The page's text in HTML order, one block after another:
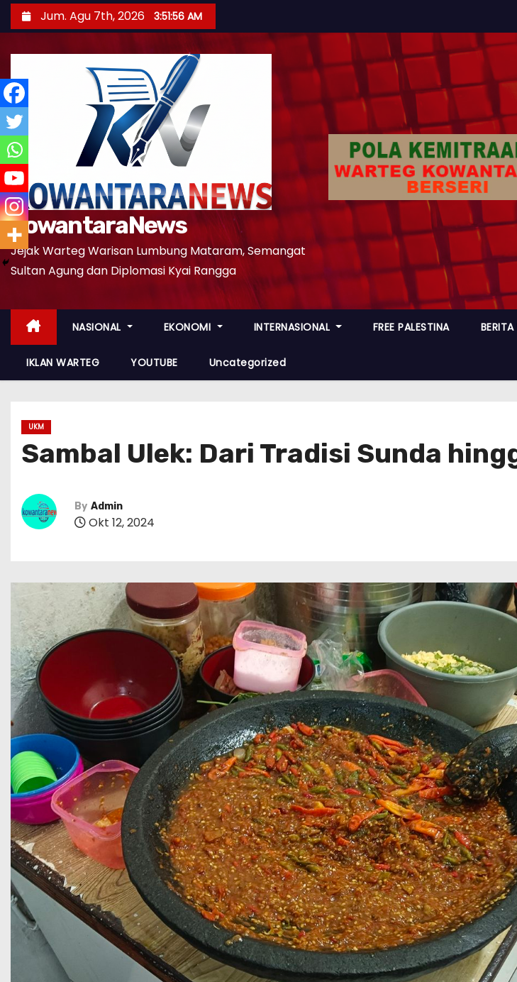
k
t
o
n
e
t
Jum. Agu 7th, 2026 3:51:57 AM
KowantaraNews
Jejak Warteg Warisan Lumbung Mataram, Semangat
Sultan Agung dan Diplomasi Kyai Rangga
NASIONAL EKONOMI INTERNASIONAL FREE PALESTINA
IKLAN WARTEG YOUTUBE Uncategorized
UKM
Sambal Ulek: Dari Tradisi Sunda
By Admin
Okt 12, 2024